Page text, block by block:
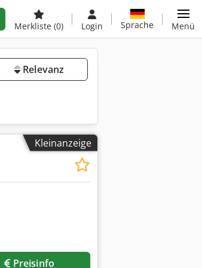
Merkliste (0) Login Sprache Menü
Relevanz
Kleinanzeige
Preisinfo